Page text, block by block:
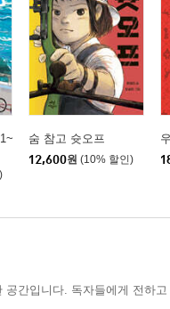
숨 참고 슛오프
12,600원 (10% 할인)
공간입니다. 독자들에게 전하